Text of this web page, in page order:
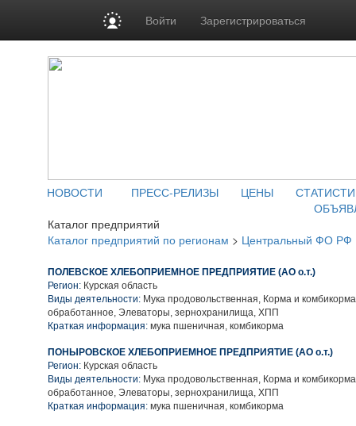
Войти Зарегистрироваться
НОВОСТИ ПРЕСС-РЕЛИЗЫ ЦЕНЫ
Каталог предприятий
Каталог предприятий по регионам > Центральный ФО РФ
ПОЛЕВСКОЕ ХЛЕБОПРИЕМНОЕ ПРЕДПРИЯТИЕ (АО о.т.)
Регион: Курская область
Виды деятельности: Мука продовольственная, Корма и
обработанное, Элеваторы, зернохранилища, ХПП
Краткая информация: мука пшеничная, комбикорма
ПОНЫРОВСКОЕ ХЛЕБОПРИЕМНОЕ ПРЕДПРИЯТИЕ (АО о.т.)
Регион: Курская область
Виды деятельности: Мука продовольственная, Корма и
обработанное, Элеваторы, зернохранилища, ХПП
Краткая информация: мука пшеничная, комбикорма